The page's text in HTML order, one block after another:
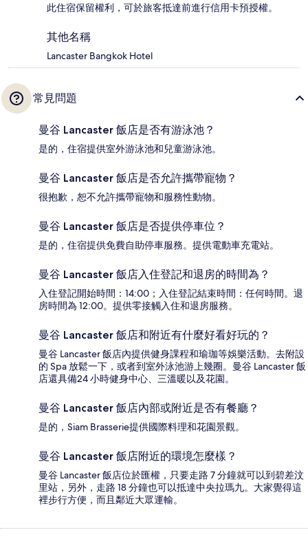
此住宿保留權利，可於旅客抵達前進行信用卡預授權。
其他名稱
Lancaster Bangkok Hotel
常見問題
曼谷 Lancaster 飯店是否有游泳池？
是的，住宿提供室外游泳池和兒童游泳池。
曼谷 Lancaster 飯店是否允許攜帶寵物？
很抱歉，恕不允許攜帶寵物和服務性動物。
曼谷 Lancaster 飯店是否提供停車位？
是的，住宿提供免費自助停車服務。提供電動車充電站。
曼谷 Lancaster 飯店入住登記和退房的時間為？
入住登記開始時間：14:00；入住登記結束時間：任何時間。退
房時間為 12:00。提供零接觸入住和退房服務。
曼谷 Lancaster 飯店和附近有什麼好看好玩的？
曼谷 Lancaster 飯店內提供健身課程和瑜珈等娛樂活動。去附設
的 Spa 放鬆一下，或者到室外泳池游上幾圈。曼谷 Lancaster 飯
店還具備24 小時健身中心、三溫暖以及花園。
曼谷 Lancaster 飯店內部或附近是否有餐廳？
是的，Siam Brasserie提供國際料理和花園景觀。
曼谷 Lancaster 飯店附近的環境怎麼樣？
曼谷 Lancaster 飯店位於匯權，只要走路 7 分鐘就可以到碧差汶
里站，另外，走路 18 分鐘也可以抵達中央拉瑪九。大家覺得這
裡步行方便，而且鄰近大眾運輸。